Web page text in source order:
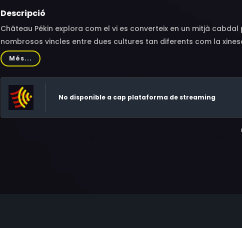
Descripció
Château Pékin explora com el vi es converteix en un mitjà
nombrosos vincles entre dues cultures tan diferents com la
Més...
No disponible a cap plataforma de streaming